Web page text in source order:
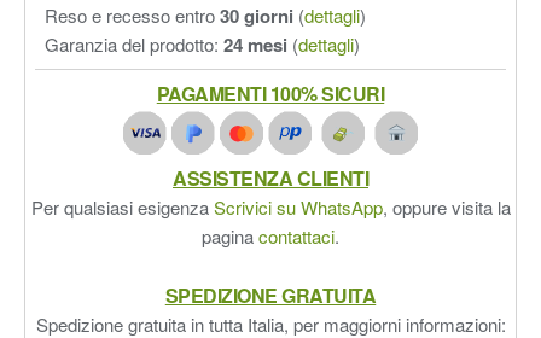
Reso e recesso entro30 giorni (dettagli)
Garanzia del prodotto: 24 mesi (dettagli)
PAGAMENTI 100% SICURI
ASSISTENZA CLIENTI
Per qualsiasi esigenzaScrivici su WhatsApp, oppure visita la
paginacontattaci.
SPEDIZIONE GRATUITA
Spedizione gratuita in tutta Italia, per maggiorni informazioni: